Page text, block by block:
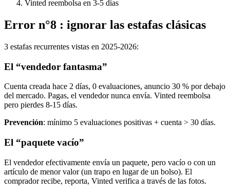
Vinted reembolsa en 3-5 días
Error n°8 : ignorar las estafas clásicas
3 estafas recurrentes vistas en 2025-2026:
El “vendedor fantasma”
Cuenta creada hace 2 días, 0 evaluaciones, anuncio 30 % por debajo
del mercado. Pagas, el vendedor nunca envía. Vinted reembolsa
pero pierdes 8-15 días.
Prevención: mínimo 5 evaluaciones positivas + cuenta > 30 días.
El “paquete vacío”
El vendedor efectivamente envía un paquete, pero vacío o con un
artículo de menor valor (un trapo en lugar de un bolso). El
comprador recibe, reporta, Vinted verifica a través de las fotos.